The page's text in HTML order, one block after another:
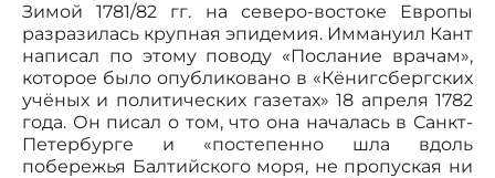
Зимой 1781/82 гг. на северо-востоке Европы
разразилась крупная эпидемия. Иммануил Кант
написал по этому поводу «Послание врачам»,
которое было опубликовано в «Кёнигсбергских
учёных и политических газетах» 18 апреля 1782
года. Он писал о том, что она началась в Санкт-
Петербурге и «постепенно шла вдоль
побережья Балтийского моря, не пропуская ни